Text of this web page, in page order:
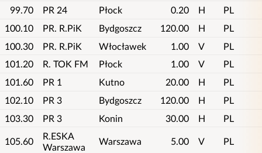
99.70
PR 24 Płock 0.20 H
PL
100.10
PR. R.PiK Bydgoszcz 120.00 H
PL
100.30
PR. R.PiK Włocławek 1.00 V
PL
101.20
R. TOK FM Płock 1.00 V
PL
101.60
PR 1 Kutno 20.00 H
PL
102.10
PR 3 Bydgoszcz 120.00 H
PL
103.30
PR 3 Konin 30.00 H PL
105.60
R.ESKA
Warszawa
Warszawa 5.00 V PL